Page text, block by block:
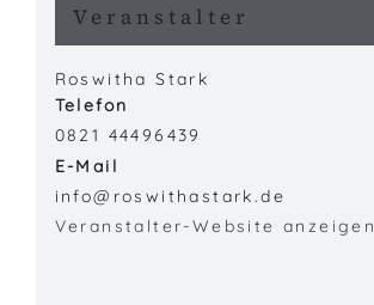
Veranstalter
Roswitha Stark
Telefon
0821 44496439
E-Mail
info@roswithastark.de
Veranstalter-Website anzeigen